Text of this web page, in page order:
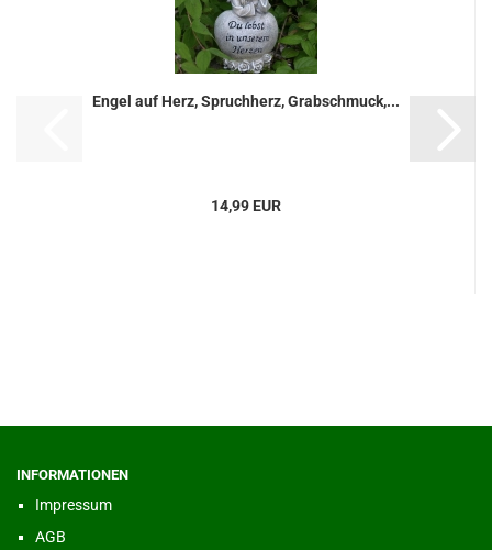
Engel auf Herz, Spruchherz, Grabschmuck,...
14,99 EUR
INFORMATIONEN
Impressum
AGB